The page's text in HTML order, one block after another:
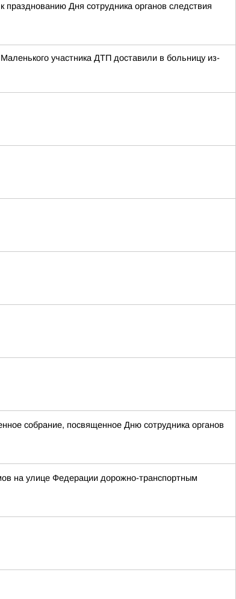
Дня сотрудника органов следствия
участника ДТП доставили в больницу из-
собрание, посвященное Дню сотрудника органов
на улице Федерации дорожно-транспортным